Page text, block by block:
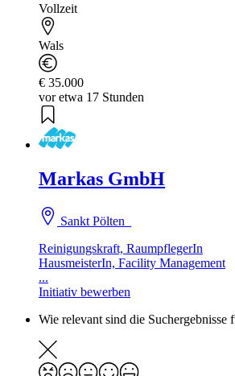
Vollzeit
Wals
€ 35.000
vor etwa 17 Stunden
Markas GmbH
Sankt Pölten
Reinigungskraft, RaumpflegerIn
HausmeisterIn, Facility Management
...
Initiativ bewerben
Wie relevant sind die Suchergebnisse